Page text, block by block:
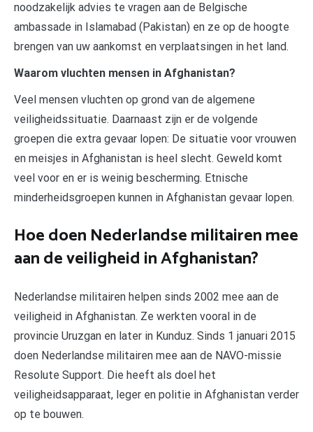
noodzakelijk advies te vragen aan de Belgische
ambassade in Islamabad (Pakistan) en ze op de hoogte
brengen van uw aankomst en verplaatsingen in het land.
Waarom vluchten mensen in Afghanistan?
Veel mensen vluchten op grond van de algemene
veiligheidssituatie. Daarnaast zijn er de volgende
groepen die extra gevaar lopen: De situatie voor vrouwen
en meisjes in Afghanistan is heel slecht. Geweld komt
veel voor en er is weinig bescherming. Etnische
minderheidsgroepen kunnen in Afghanistan gevaar lopen.
Hoe doen Nederlandse militairen mee
aan de veiligheid in Afghanistan?
Nederlandse militairen helpen sinds 2002 mee aan de
veiligheid in Afghanistan. Ze werkten vooral in de
provincie Uruzgan en later in Kunduz. Sinds 1 januari 2015
doen Nederlandse militairen mee aan de NAVO-missie
Resolute Support. Die heeft als doel het
veiligheidsapparaat, leger en politie in Afghanistan verder
op te bouwen.